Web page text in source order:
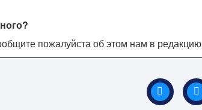
пожалуйста об этом нам в редакцию